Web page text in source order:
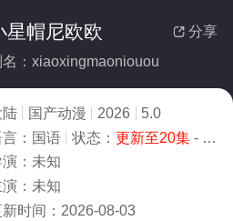
 分享
星帽尼欧欧
名：xiaoxingmaoniouou
陆 国产动漫 2026
5.0
： 国语 状态： 更新至20集- 免费在线观看
： 未知
： 未知
时间： 2026-08-03